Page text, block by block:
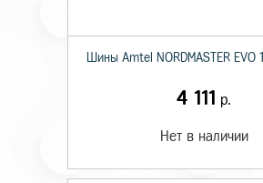
Шины Amtel NORDMASTER EVO
4 111 р.
Нет в наличии